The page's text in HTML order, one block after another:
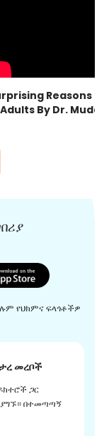
Reasons
By Dr.
የህክምና ፍላጎቶችዎ
መረቦች
ጋር
በተመጣጣኝ